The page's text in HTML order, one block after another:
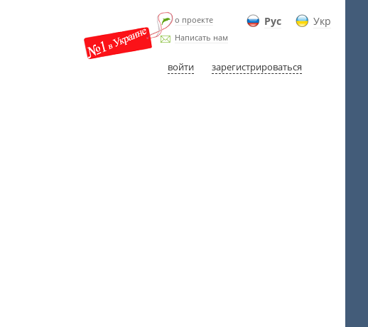
Рус Укр
о проекте
Написать нам
войти зарегистрироваться